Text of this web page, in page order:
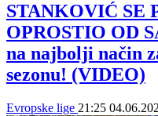
STANKOVIĆ SE
OPROSTIO OD
na najbolji način
sezonu! (VIDEO)
Evropske lige 21:25